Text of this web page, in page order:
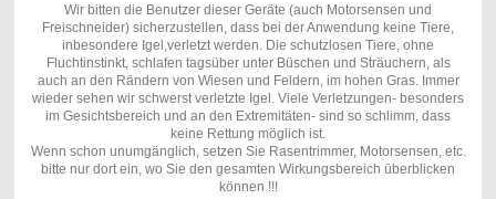
Wir bitten die Benutzer dieser Geräte (auch Motorsensen und
Freischneider) sicherzustellen, dass bei der Anwendung keine Tiere,
inbesondere Igel,verletzt werden. Die schutzlosen Tiere, ohne
Fluchtinstinkt, schlafen tagsüber unter Büschen und Sträuchern, als
auch an den Rändern von Wiesen und Feldern, im hohen Gras. Immer
wieder sehen wir schwerst verletzte Igel. Viele Verletzungen- besonders
im Gesichtsbereich und an den Extremitäten- sind so schlimm, dass
keine Rettung möglich ist.
Wenn schon unumgänglich, setzen Sie Rasentrimmer, Motorsensen, etc.
bitte nur dort ein, wo Sie den gesamten Wirkungsbereich überblicken
können !!!